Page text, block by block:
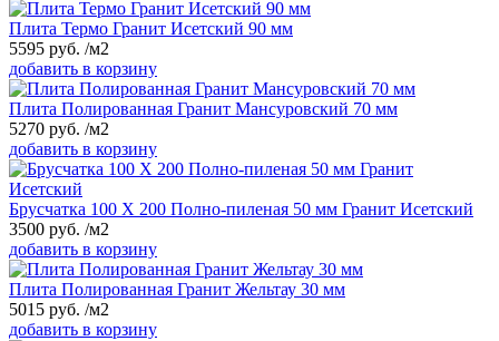
Плита Термо Гранит Исетский 90 мм
5595 руб. /м2
добавить в корзину
Плита Полированная Гранит Мансуровский 70 мм
5270 руб. /м2
добавить в корзину
Брусчатка 100 Х 200 Полно-пиленая 50 мм Гранит Исетский
3500 руб. /м2
добавить в корзину
Плита Полированная Гранит Жельтау 30 мм
5015 руб. /м2
добавить в корзину